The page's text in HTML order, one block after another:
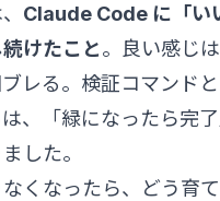
Claude Code に「い
けたこと。良い感じ
レる。検証コマンド
、「緑になったら完
した。
くなったら、どう育